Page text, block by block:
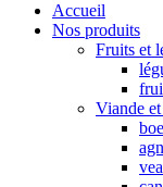
Accueil
Nos produits
Fruits et
Viande